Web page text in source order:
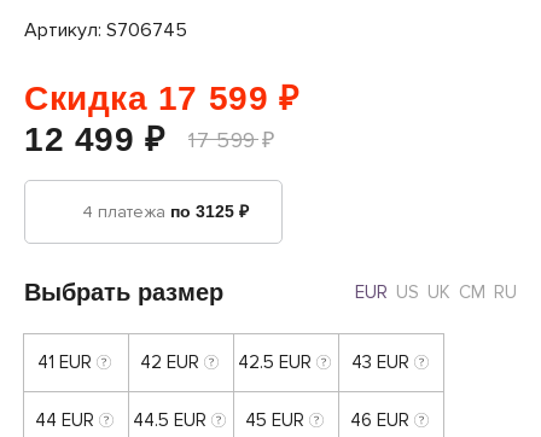
Артикул: S706745
Скидка 17 599 ₽
12 499 ₽
17 599 ₽
4 платежа по 3125 ₽
Выбрать размер EUR US UK CM RU
41 EUR 42 EUR 42.5 EUR 43 EUR
44 EUR 44.5 EUR 45 EUR 46 EUR